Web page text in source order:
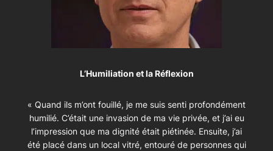
L’Humiliation et la Réflexion
« Quand ils m’ont fouillé, je me suis senti profondément
humilié. C’était une invasion de ma vie privée, et j’ai eu
l’impression que ma dignité était piétinée. Ensuite, j’ai
été placé dans un local vitré, entouré de personnes qui